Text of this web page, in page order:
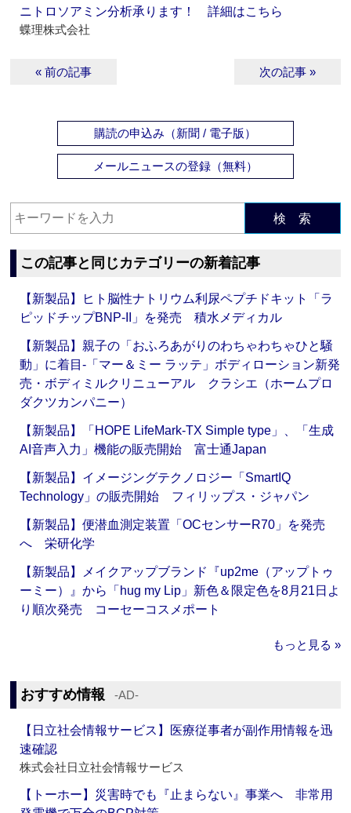
ニトロソアミン分析承ります！ 詳細はこちら
蝶理株式会社
« 前の記事 次の記事 »
購読の申込み（新聞 / 電子版）
メールニュースの登録（無料）
検 索
この記事と同じカテゴリーの新着記事
【新製品】ヒト脳性ナトリウム利尿ペプチドキット「ラ
ピッドチップBNP-II」を発売 積水メディカル
【新製品】親子の「おふろあがりのわちゃわちゃひと騒
動」に着目‐「マー＆ミー ラッテ」ボディローション新発
売・ボディミルクリニューアル クラシエ（ホームプロ
ダクツカンパニー）
【新製品】「HOPE LifeMark-TX Simple type」、「生成
AI音声入力」機能の販売開始 富士通Japan
【新製品】イメージングテクノロジー「SmartIQ
Technology」の販売開始 フィリップス・ジャパン
【新製品】便潜血測定装置「OCセンサーR70」を発売
へ 栄研化学
【新製品】メイクアップブランド『up2me（アップトゥ
ーミー）』から「hug my Lip」新色＆限定色を8月21日よ
り順次発売 コーセーコスメポート
もっと見る »
おすすめ情報 ‐AD‐
【日立社会情報サービス】医療従事者が副作用情報を迅
速確認
株式会社日立社会情報サービス
【トーホー】災害時でも『止まらない』事業へ 非常用